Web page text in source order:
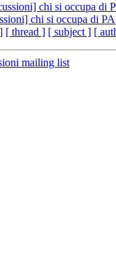
chi si occupa di
chi si occupa di
[ thread ] [ subject ] [
mailing list